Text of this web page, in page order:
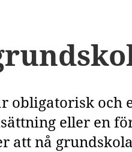
obligatorisk och
eller en
att nå